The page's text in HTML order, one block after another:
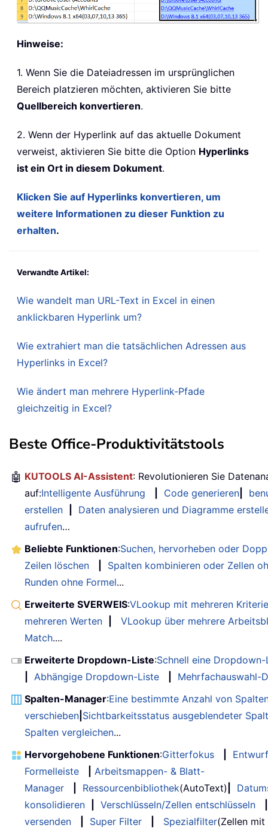
Hinweise:
1. Wenn Sie die Dateiadressen im ursprünglichen
Bereich platzieren möchten, aktivieren Sie bitte
Quellbereich konvertieren.
2. Wenn der Hyperlink auf das aktuelle Dokument
verweist, aktivieren Sie bitte die Option Hyperlinks
ist ein Ort in diesem Dokument.
Klicken Sie auf Hyperlinks konvertieren, um
weitere Informationen zu dieser Funktion zu
erhalten.
Verwandte Artikel:
Wie wandelt man URL-Text in Excel in einen
anklickbaren Hyperlink um?
Wie extrahiert man die tatsächlichen Adressen aus
Hyperlinks in Excel?
Wie ändert man mehrere Hyperlink-Pfade
gleichzeitig in Excel?
Beste Office-Produktivitätstools
🤖 KUTOOLS AI-Assistent: Revolutionieren Sie
auf:Intelligente Ausführung Code generieren
erstellen
Daten analysieren und Diagramme
aufrufen…
Beliebte Funktionen:Suchen, hervorheben oder
Zeilen löschen
Spalten kombinieren oder Zellen
Runden ohne Formel...
Erweiterte SVERWEIS:VLookup mit mehreren
mehreren Werten
VLookup über mehrere
Match....
Erweiterte Dropdown-Liste:Schnell eine
Abhängige Dropdown-Liste
Mehrfachauswahl-
Spalten-Manager:Eine bestimmte Anzahl von
verschieben Sichtbarkeitsstatus ausgeblendeter
Spalten vergleichen...
Hervorgehobene Funktionen:Gitterfokus
Entwurf
Formelleiste
Arbeitsmappen- & Blatt-
Manager
Ressourcenbibliothek(AutoText)
konsolidieren
Verschlüsseln/Zellen entschlüsseln
versenden
Super Filter Spezialfilter(Zellen